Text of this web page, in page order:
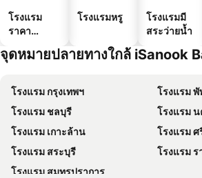
โรงแรม
ราคา
โรงแรมหรู
โรงแรมมี
สระว่ายน้ำ
จุดหมายปลายทางใกล้ iSanook
โรงแรม กรุงเทพฯ
โรงแรม พั
โรงแรม ชลบุรี
โรงแรม
โรงแรม เกาะล้าน
โรงแรม ศ
โรงแรม สระบุรี
โรงแรม
โรงแรม สมุทรปราการ